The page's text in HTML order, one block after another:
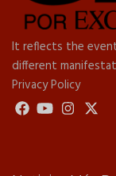
It reflects the
different
Privacy Policy